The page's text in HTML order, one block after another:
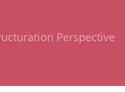
Perspective